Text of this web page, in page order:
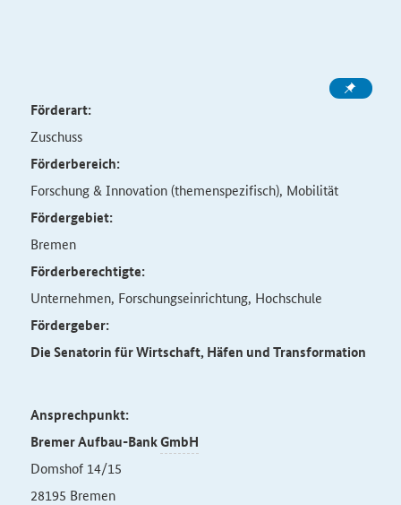
Förderart:
Zuschuss
Förderbereich:
Forschung & Innovation (themenspezifisch), Mobilität
Fördergebiet:
Bremen
Förderberechtigte:
Unternehmen, Forschungseinrichtung, Hochschule
Fördergeber:
Die Senatorin für Wirtschaft, Häfen und Transformation
Ansprechpunkt:
Bremer Aufbau-BankGmbH
Domshof 14/15
28195 Bremen